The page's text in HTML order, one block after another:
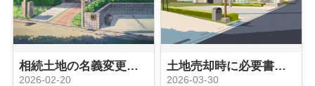
相続土地の名義変更はなぜ必要？売却前の手続きと注意点を解説
2026-02-20
土地売却時に必要書類は何がある？初心者向けに流れや準備方法も紹介
2026-03-30